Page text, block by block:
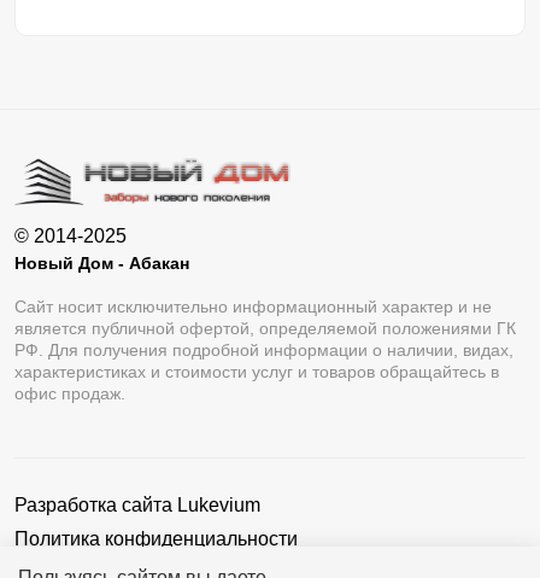
© 2014-2025
Новый Дом - Абакан
Сайт носит исключительно информационный характер и не
является публичной офертой, определяемой положениями ГК
РФ. Для получения подробной информации о наличии, видах,
характеристиках и стоимости услуг и товаров обращайтесь в
офис продаж.
Разработка сайта Lukevium
Политика конфиденциальности
Пользовательское соглашение